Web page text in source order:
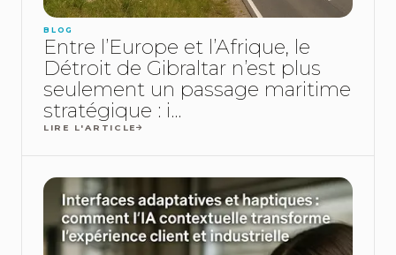
BLOG
Entre l’Europe et l’Afrique, le
Détroit de Gibraltar n’est plus
seulement un passage maritime
stratégique : i...
LIRE L'ARTICLE